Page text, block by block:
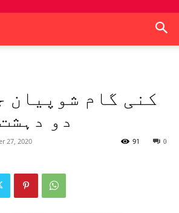
کنی گام شوپیان
دو
27, 2020 0
91